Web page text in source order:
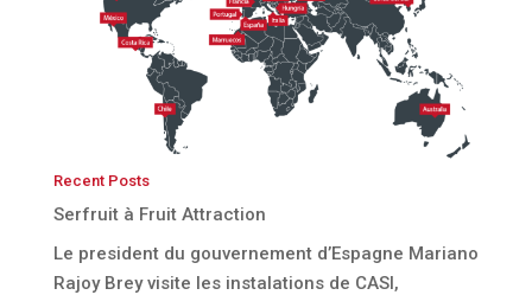
Recent Posts
Serfruit à Fruit Attraction
Le president du gouvernement d’Espagne Mariano
Rajoy Brey visite les instalations de CASI,